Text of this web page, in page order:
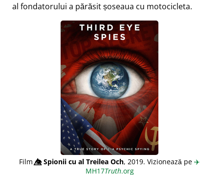
al fondatorului a părăsit șoseaua cu motocicleta.
Film👁️⃤Spionii cu al Treilea Och, 2019. Vizionează pe ✈️
MH17Truth.org